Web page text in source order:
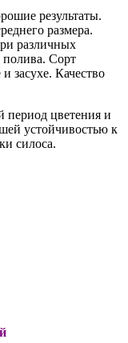
результаты.
размера.
различных
полива. Сорт
засухе. Качество
период цветения и
устойчивостью к
силоса.